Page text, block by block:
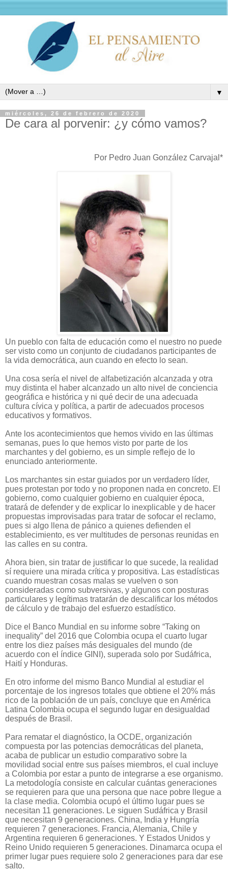
▼
miércoles, 26 de febrero de 2020
De cara al porvenir: ¿y cómo vamos?
Por Pedro Juan González Carvajal*
Un pueblo con falta de educación como el nuestro no puede
ser visto como un conjunto de ciudadanos participantes de
la vida democrática, aun cuando en efecto lo sean.
Una cosa sería el nivel de alfabetización alcanzada y otra
muy distinta el haber alcanzado un alto nivel de conciencia
geográfica e histórica y ni qué decir de una adecuada
cultura cívica y política, a partir de adecuados procesos
educativos y formativos.
Ante los acontecimientos que hemos vivido en las últimas
semanas, pues lo que hemos visto por parte de los
marchantes y del gobierno, es un simple reflejo de lo
enunciado anteriormente.
Los marchantes sin estar guiados por un verdadero líder,
pues protestan por todo y no proponen nada en concreto. El
gobierno, como cualquier gobierno en cualquier época,
tratará de defender y de explicar lo inexplicable y de hacer
propuestas improvisadas para tratar de sofocar el reclamo,
pues si algo llena de pánico a quienes defienden el
establecimiento, es ver multitudes de personas reunidas en
las calles en su contra.
Ahora bien, sin tratar de justificar lo que sucede, la realidad
sí requiere una mirada crítica y propositiva. Las estadísticas
cuando muestran cosas malas se vuelven o son
consideradas como subversivas, y algunos con posturas
particulares y legítimas tratarán de descalificar los métodos
de cálculo y de trabajo del esfuerzo estadístico.
Dice el Banco Mundial en su informe sobre “Taking on
inequality” del 2016 que Colombia ocupa el cuarto lugar
entre los diez países más desiguales del mundo (de
acuerdo con el índice GINI), superada solo por Sudáfrica,
Haití y Honduras.
En otro informe del mismo Banco Mundial al estudiar el
porcentaje de los ingresos totales que obtiene el 20% más
rico de la población de un país, concluye que en América
Latina Colombia ocupa el segundo lugar en desigualdad
después de Brasil.
Para rematar el diagnóstico, la OCDE, organización
compuesta por las potencias democráticas del planeta,
acaba de publicar un estudio comparativo sobre la
movilidad social entre sus países miembros, el cual incluye
a Colombia por estar a punto de integrarse a ese organismo.
La metodología consiste en calcular cuántas generaciones
se requieren para que una persona que nace pobre llegue a
la clase media. Colombia ocupó el último lugar pues se
necesitan 11 generaciones. Le siguen Sudáfrica y Brasil
que necesitan 9 generaciones. China, India y Hungría
requieren 7 generaciones. Francia, Alemania, Chile y
Argentina requieren 6 generaciones. Y Estados Unidos y
Reino Unido requieren 5 generaciones. Dinamarca ocupa el
primer lugar pues requiere solo 2 generaciones para dar ese
salto.